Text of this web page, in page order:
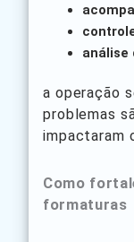
análise
a operação
problemas
impactaram
Como
formaturas